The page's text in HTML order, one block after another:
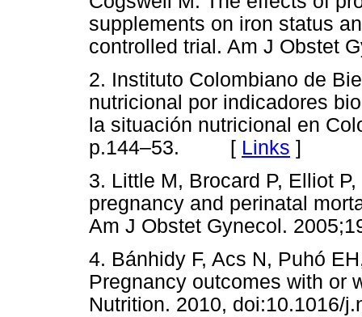
supplements on iron status
controlled trial. Am J
2. Instituto Colombiano de
nutricional por indicadores
la situación nutricional en
p.144–53. [ Links ]
3. Little M, Brocard P, Elliot
pregnancy and perinatal
Am J Obstet Gynecol.
4. Bánhidy F, Acs N, Puhó
Pregnancy outcomes with or
Nutrition. 2010,